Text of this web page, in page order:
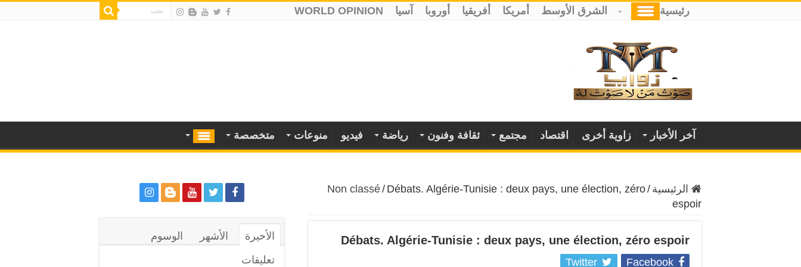
رئيسية الشرق الأوسط أمريكا أفريقيا أوروبا آسيا WORLD OPINION
آخر الأخبار زاوية أخرى اقتصاد مجتمع ثقافة وفنون رياضة فيديو منوعات متخصصة
الرئيسية /
Non classé/ Débats. Algérie-Tunisie : deux pays, une élection, zéro
espoir
Débats. Algérie-Tunisie : deux pays, une élection, zéro espoir
Facebook
Twitter
الأخيرة الأشهر
الوسوم
تعليقات